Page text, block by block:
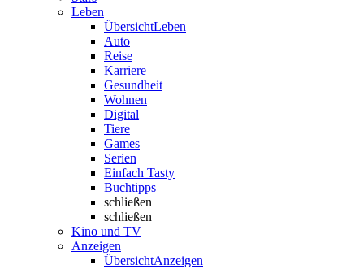
Leben
ÜbersichtLeben
Auto
Reise
Karriere
Gesundheit
Wohnen
Digital
Tiere
Games
Serien
Einfach Tasty
Buchtipps
schließen
schließen
Kino und TV
Anzeigen
ÜbersichtAnzeigen